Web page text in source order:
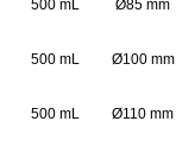
500 mL Ø85 mm
500 mL Ø100 mm
500 mL Ø110 mm